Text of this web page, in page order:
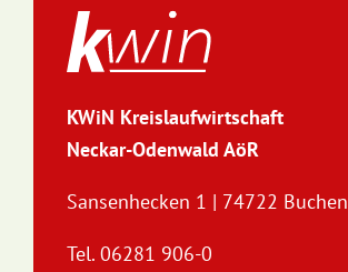
KWiN Kreislaufwirtschaft
Neckar-Odenwald AöR
Sansenhecken 1 | 74722 Buchen
Tel. 06281 906-0